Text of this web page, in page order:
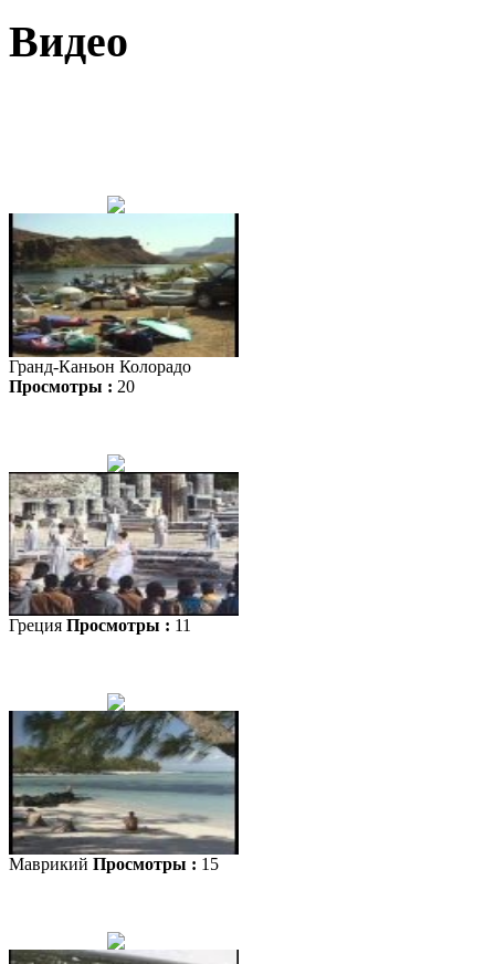
Видео
Гранд-Каньон Колорадо
Просмотры : 20
Греция Просмотры : 11
Маврикий Просмотры : 15